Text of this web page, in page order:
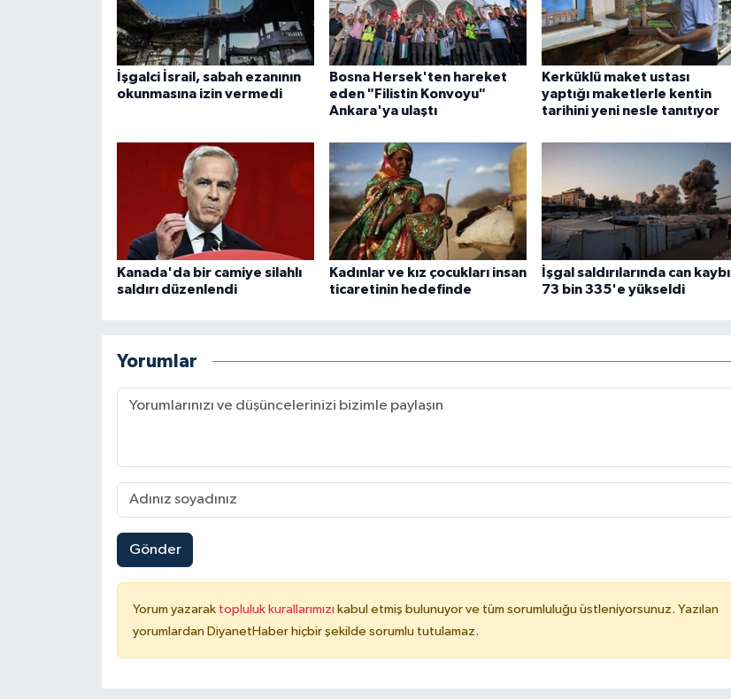
İşgalci İsrail, sabah ezanının
okunmasına izin vermedi
Bosna Hersek'ten hareket
eden "Filistin Konvoyu"
Ankara'ya ulaştı
Kerküklü maket ustası
yaptığı maketlerle kentin
tarihini yeni nesle tanıtıyor
Kanada'da bir camiye silahlı
saldırı düzenlendi
Kadınlar ve kız çocukları insan
ticaretinin hedefinde
İşgal saldırılarında can kaybı
73 bin 335'e yükseldi
Yorumlar
Gönder
Yorum yazarak topluluk kurallarımızı kabul etmiş bulunuyor ve tüm sorumluluğu üstleniyorsunuz. Yazılan
yorumlardan DiyanetHaber hiçbir şekilde sorumlu tutulamaz.
Kastamonu Müftülüğü
Kayseri Müftülüğü
Kırıkkale Müftülüğü
Kırklareli Müftülüğü
Kırşehir Müftülüğü
Kocaeli Müftülüğü
Mardin Müftülüğü
Mersin Müftülüğü
Muğla Müftülüğü
Muş Müftülüğü